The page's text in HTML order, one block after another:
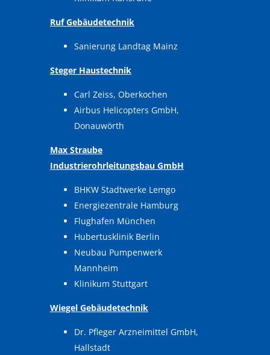
Ruf Gebäudetechnik
Sanierung Landtag Mainz
Steger Haustechnik
Carl Zeiss, Oberkochen
Airbus Helicopters GmbH,
Donauwörth
Max Straube
Industrierohrleitungsbau GmbH
BHKW Stadtwerke Lemgo
Energiezentrale Hamburg
Flughafen München
Hubertusklinik Berlin
Neubau Pumpenwerk
Mannheim
Klinikum Stuttgart
Wiegel Gebäudetechnik
Dr. Pfleger Arzneimittel GmbH,
Hallstadt